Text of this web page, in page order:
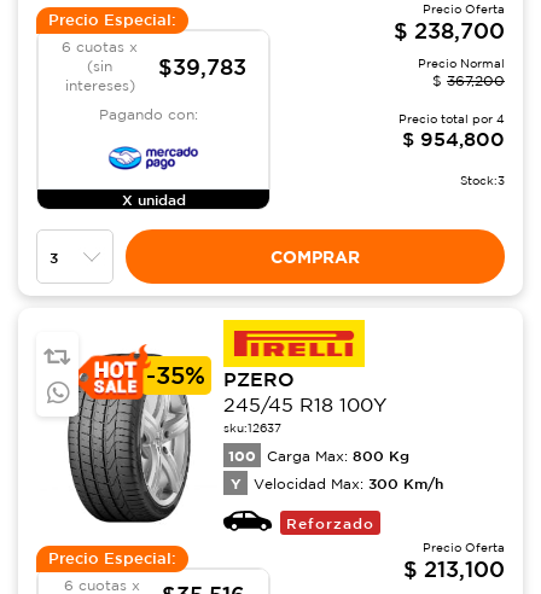
Precio Especial:
6 cuotas x
(sin
intereses)
$39,783
Pagando con:
X unidad
Precio Oferta
$ 238,700
Precio Normal
$ 367,200
Precio total por 4
$ 954,800
Stock:3
COMPRAR
-35%
PZERO
245/45 R18 100Y
sku:12637
100 Carga Max: 800 Kg
Y Velocidad Max: 300 Km/h
Reforzado
Precio Especial:
6 cuotas x
Precio Oferta
$ 213,100